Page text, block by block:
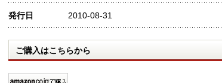
発行日 2010-08-31
ご購入はこちらから